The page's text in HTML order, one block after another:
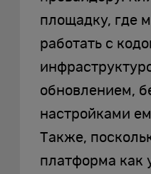
площадку, где
работать с
обновлением,
настройками
Также,
платформа как